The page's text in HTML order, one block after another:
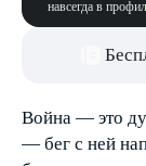
навсегда в
Война — это
— бег с ней